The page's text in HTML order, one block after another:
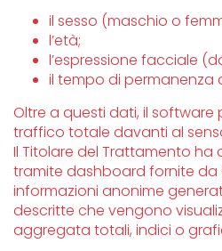
il sesso (maschio o
l’età;
l’espressione facciale
il tempo di permanenza
Oltre a questi dati, il
traffico totale davanti al
Il Titolare del Trattamento ha
tramite dashboard fornite da
informazioni anonime
descritte che vengono
aggregata totali, indici o